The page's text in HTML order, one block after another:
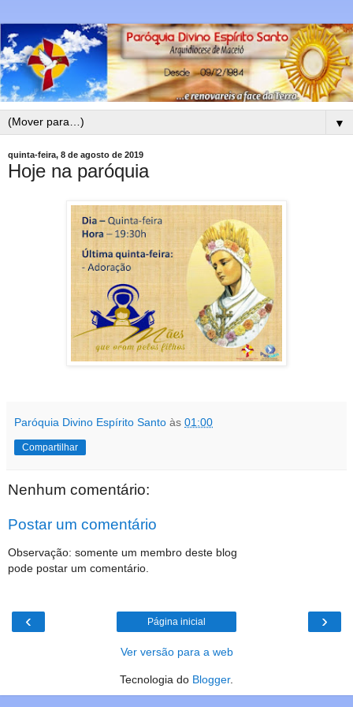
▼
quinta-feira, 8 de agosto de 2019
Hoje na paróquia
Paróquia Divino Espírito Santo às 01:00
Compartilhar
Nenhum comentário:
Postar um comentário
Observação: somente um membro deste blog
pode postar um comentário.
‹ ›
Página inicial
Ver versão para a web
Tecnologia do Blogger.